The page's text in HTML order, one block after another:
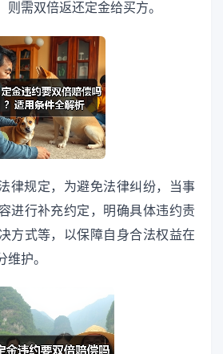
则需双倍返还定金给买方。
律规定，为避免法律纠纷，当事
进行补充约定，明确具体违约责
方式等，以保障自身合法权益在
维护。